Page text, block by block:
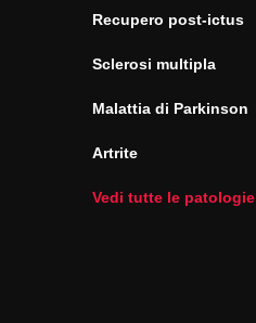
Recupero post-ictus
Sclerosi multipla
Malattia di Parkinson
Artrite
Vedi tutte le patologie